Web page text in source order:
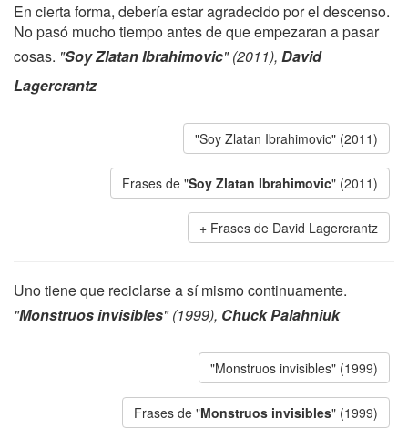
En cierta forma, debería estar agradecido por el descenso.
No pasó mucho tiempo antes de que empezaran a pasar
cosas. "Soy Zlatan Ibrahimovic" (2011), David
Lagercrantz
"Soy Zlatan Ibrahimovic" (2011)
Frases de "Soy Zlatan Ibrahimovic" (2011)
Frases de David Lagercrantz
Uno tiene que reciclarse a sí mismo continuamente.
"Monstruos invisibles" (1999), Chuck Palahniuk
"Monstruos invisibles" (1999)
Frases de "Monstruos invisibles" (1999)